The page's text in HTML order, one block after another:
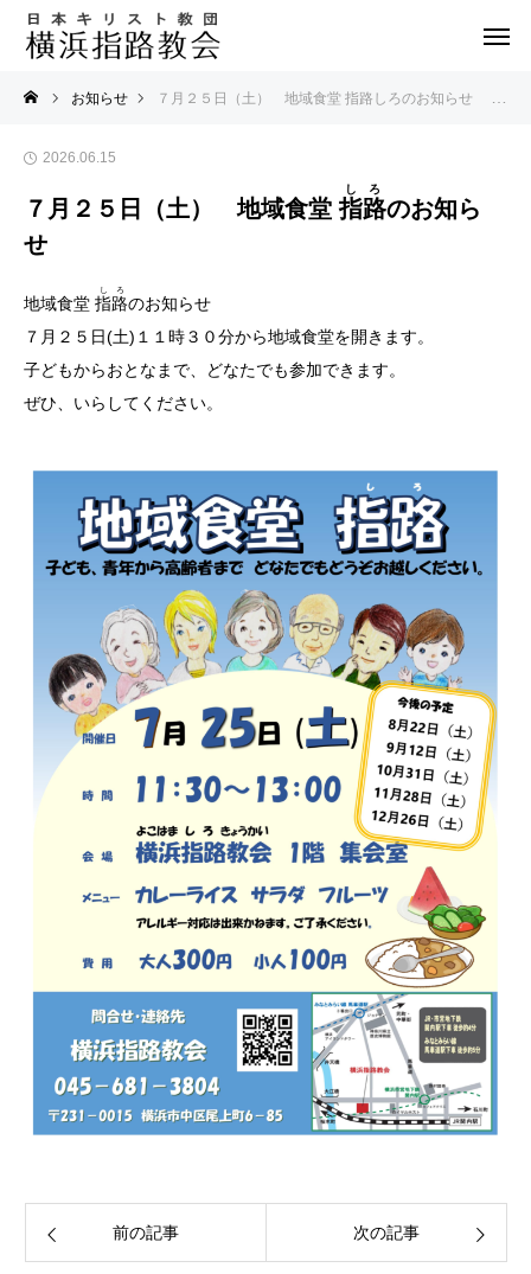
お知らせ ７月２５日（土） 地域食堂 指路しろのお知らせ
2026.06.15
７月２５日（土） 地域食堂 指路
しろ
のお知ら
せ
地域食堂 指路
しろ
のお知らせ
７月２５日(土)１１時３０分から地域食堂を開きます。
子どもからおとなまで、どなたでも参加できます。
ぜひ、いらしてください。
前の記事 次の記事